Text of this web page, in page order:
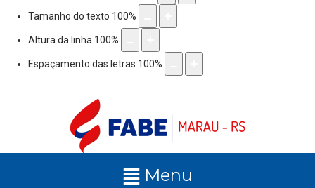
Tamanho do texto 100%
Altura da linha 100%
Espaçamento das letras 100%
Menu